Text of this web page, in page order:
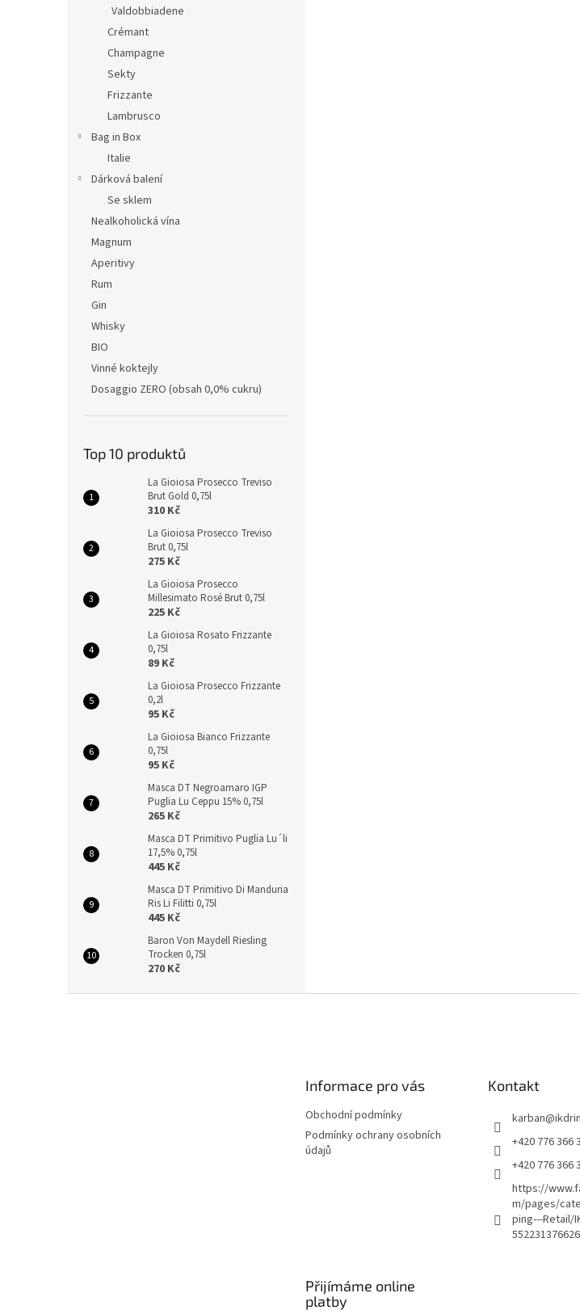
Valdobbiadene
Crémant
Champagne
Sekty
Frizzante
Lambrusco
Bag in Box
Italie
Dárková balení
Se sklem
Nealkoholická vína
Magnum
Aperitivy
Rum
Gin
Whisky
BIO
Vinné koktejly
Dosaggio ZERO (obsah 0,0% cukru)
Top 10 produktů
La Gioiosa Prosecco Treviso
Brut Gold 0,75l
310 Kč
La Gioiosa Prosecco Treviso
Brut 0,75l
275 Kč
La Gioiosa Prosecco
Millesimato Rosé Brut 0,75l
225 Kč
La Gioiosa Rosato Frizzante
0,75l
89 Kč
La Gioiosa Prosecco Frizzante
0,2l
95 Kč
La Gioiosa Bianco Frizzante
0,75l
95 Kč
Masca DT Negroamaro IGP
Puglia Lu Ceppu 15% 0,75l
265 Kč
Masca DT Primitivo Puglia Lu´li
17,5% 0,75l
445 Kč
Masca DT Primitivo Di Manduria
Ris Li Filitti 0,75l
445 Kč
Baron Von Maydell Riesling
Trocken 0,75l
270 Kč
Informace pro vás
Obchodní podmínky
Podmínky ochrany osobních
údajů
Kontakt
karban@
+420 776 366
+420 776 366
https://
m/pages/
ping---Retail/
Přijímáme online
platby